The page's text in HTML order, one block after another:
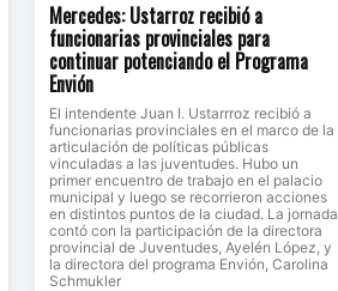
Mercedes: Ustarroz recibió a
funcionarias provinciales para
continuar potenciando el Programa
Envión
El intendente Juan I. Ustarrroz recibió a
funcionarias provinciales en el marco de la
articulación de políticas públicas
vinculadas a las juventudes. Hubo un
primer encuentro de trabajo en el palacio
municipal y luego se recorrieron acciones
en distintos puntos de la ciudad. La jornada
contó con la participación de la directora
provincial de Juventudes, Ayelén López, y
la directora del programa Envión, Carolina
Schmukler